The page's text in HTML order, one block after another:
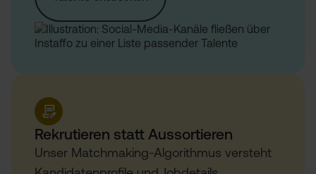
Rekrutieren statt Aussortieren
Unser Matchmaking-Algorithmus versteht